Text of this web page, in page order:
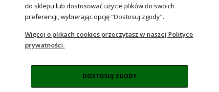
POKAŻ PEŁNĄ WERSJĘ STRONY
Sklep internetowy Shoper Premium
do sklepu lub dostosować użycie plików do swoich
preferencji, wybierając opcję "Dostosuj zgody".
Więcej o plikach cookies przeczytasz w naszej Polityce
prywatności.
DOSTOSUJ ZGODY